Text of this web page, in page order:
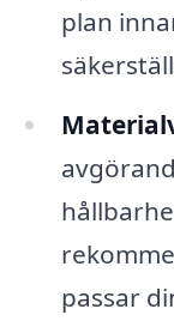
plan
passar